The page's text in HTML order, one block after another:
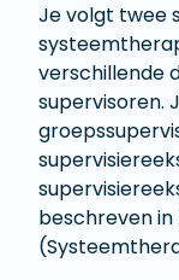
Je volgt twee
verschillende
supervisoren.
beschreven